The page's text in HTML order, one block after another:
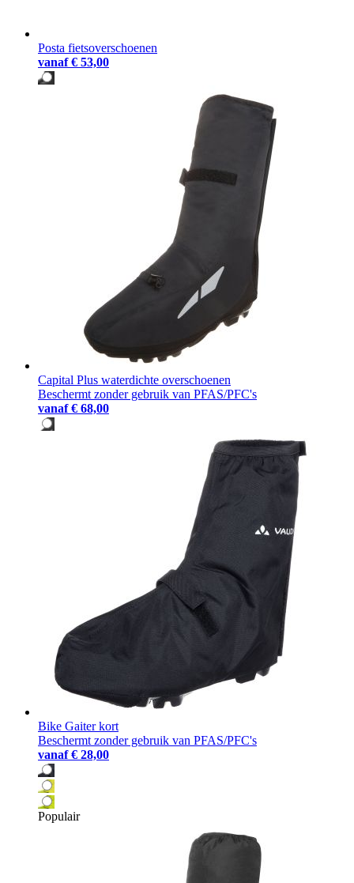
Posta fietsoverschoenen
vanaf € 53,00
Capital Plus waterdichte overschoenen
Beschermt zonder gebruik van PFAS/PFC's
vanaf € 68,00
Bike Gaiter kort
Beschermt zonder gebruik van PFAS/PFC's
vanaf € 28,00
Populair